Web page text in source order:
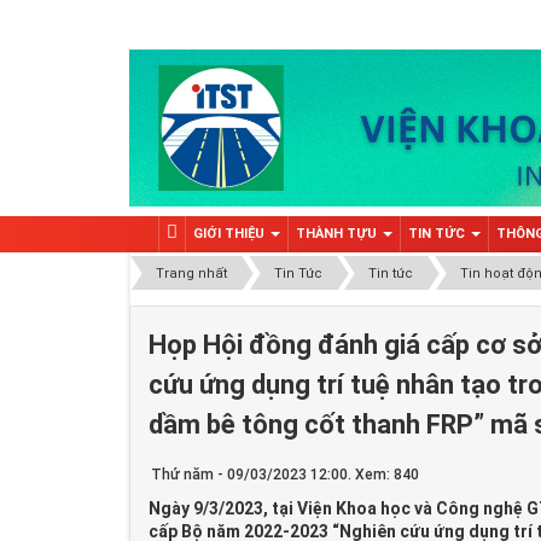
GIỚI THIỆU THÀNH TỰU TIN TỨC
Trang nhất Tin Tức Tin tức Tin hoạt
Họp Hội đồng đánh giá cấp cơ
cứu ứng dụng trí tuệ nhân tạo
dầm bê tông cốt thanh FRP” mã
Thứ năm - 09/03/2023 12:00. Xem: 840
Ngày 9/3/2023, tại Viện Khoa học và Công
cấp Bộ năm 2022-2023 “Nghiên cứu ứng dụng